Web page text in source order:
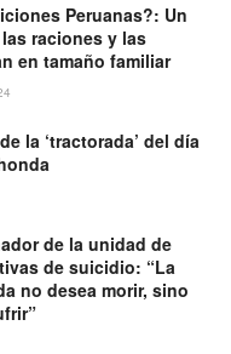
Peruanas?: Un
raciones y las
en tamaño familiar
la ‘tractorada’ del día
de la unidad de
de suicidio: “La
no desea morir, sino